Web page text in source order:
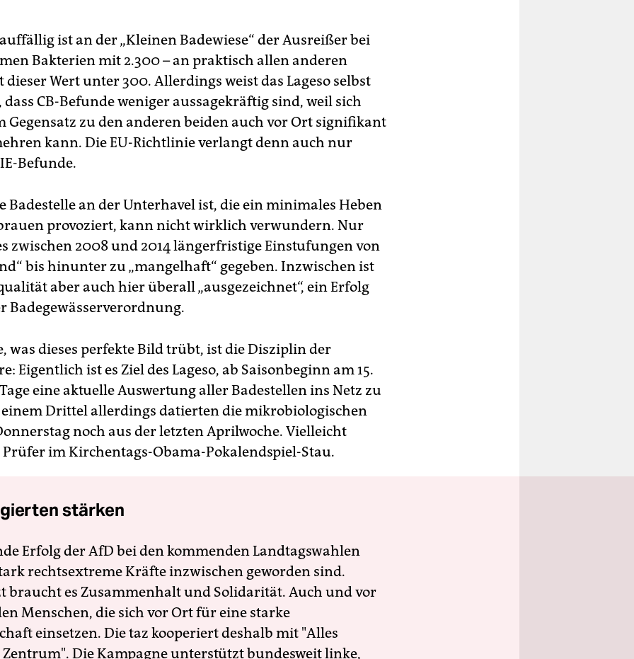
ist an der „Kleinen Badewiese“ der Ausreißer bei
Bakterien mit 2.300 – an praktisch allen anderen
dieser Wert unter 300. Allerdings weist das Lageso selbst
CB-Befunde weniger aussagekräftig sind, weil sich
Gegensatz zu den anderen beiden auch vor Ort signifikant
kann. Die EU-Richtlinie verlangt denn auch nur
Befunde.
Badestelle an der Unterhavel ist, die ein minimales Heben
provoziert, kann nicht wirklich verwundern. Nur
zwischen 2008 und 2014 längerfristige Einstufungen von
bis hinunter zu „mangelhaft“ gegeben. Inzwischen ist
aber auch hier überall „ausgezeichnet“, ein Erfolg
Badegewässerverordnung.
was dieses perfekte Bild trübt, ist die Disziplin der
Eigentlich ist es Ziel des Lageso, ab Saisonbeginn am 15.
eine aktuelle Auswertung aller Badestellen ins Netz zu
einem Drittel allerdings ­datierten die mikrobiologischen
noch aus der letzten Aprilwoche. Vielleicht
Prüfer im Kirchentags-Obama-Pokalendspiel-Stau.
stärken
Erfolg der AfD bei den kommenden Landtagswahlen
rechtsextreme Kräfte inzwischen geworden sind.
braucht es Zusammenhalt und Solidarität. Auch und vor
Menschen, die sich vor Ort für eine starke
einsetzen. Die taz kooperiert deshalb mit "Alles
Die Kampagne unterstützt bundesweit linke,